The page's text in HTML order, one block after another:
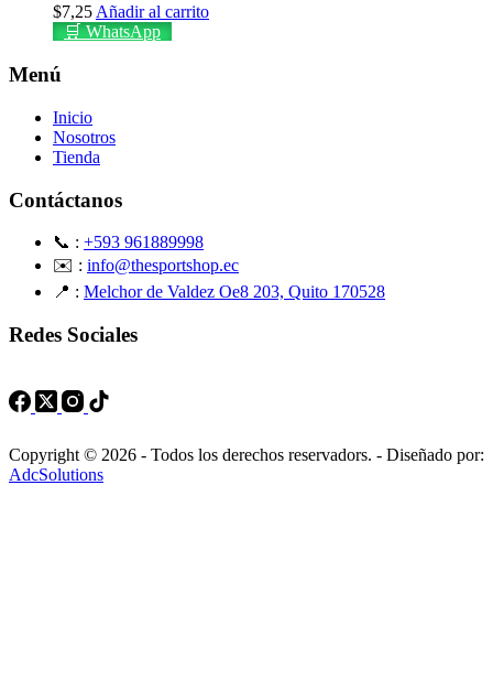
$7,25Añadir al carrito
🛒 WhatsApp
Menú
Inicio
Nosotros
Tienda
Contáctanos
📞 : +593 961889998
✉️ : info@thesportshop.ec
📍 : Melchor de Valdez Oe8 203, Quito 170528
Redes Sociales
Copyright © 2026 - Todos los derechos reservadors. - Diseñado por:
AdcSolutions